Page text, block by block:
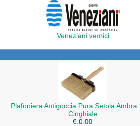
Veneziani vernici
Plafoniera Antigoccia Pura Setola Ambra
Cinghiale
€.0.00